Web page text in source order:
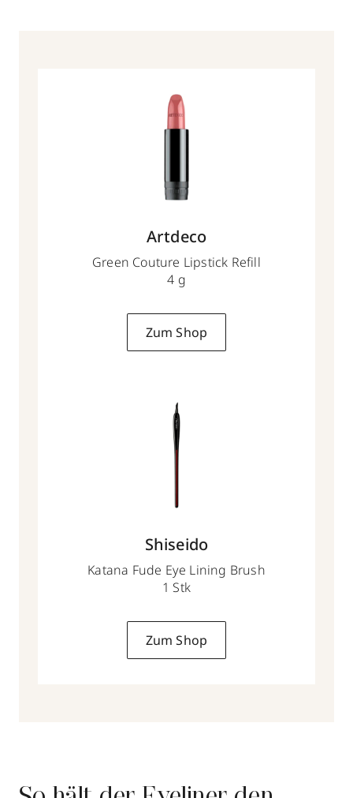
Artdeco
Green Couture Lipstick Refill
4 g
Zum Shop
Shiseido
Katana Fude Eye Lining Brush
1 Stk
Zum Shop